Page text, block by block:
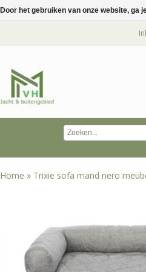
Home » Trixie sofa mand nero
Door het gebruiken van onze website,